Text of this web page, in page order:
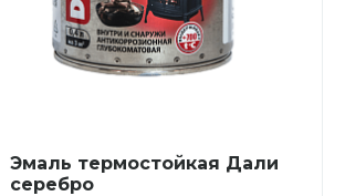
Эмаль термостойкая Дали
серебро